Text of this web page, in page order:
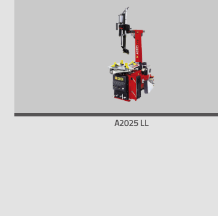
A2025 LL